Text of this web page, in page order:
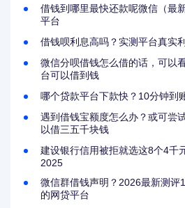
借钱到哪里最快还款呢微信（最
平台
借钱呗利息高吗？实测平台真实
微信分呗借钱怎么借的话，可以
台可以借到钱
哪个贷款平台下款快？10分钟到
遇到借钱宝额度怎么办？或可尝
以借三五千块钱
建设银行信用被拒就选这8个4千
2025
微信群借钱声明？2026最新测评
的网贷平台